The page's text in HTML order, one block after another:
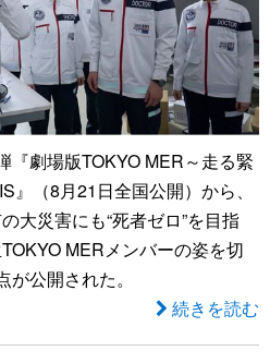
『劇場版TOKYO MER～走る緊
』（8月21日全国公開）から、
大災害にも“死者ゼロ”を目指
MERメンバーの姿を切
公開された。
続きを読む